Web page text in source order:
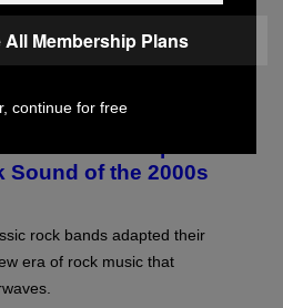
That Adapted
Sound of the 2000s
rock bands adapted their
era of rock music that
All Membership Plans
continue for free